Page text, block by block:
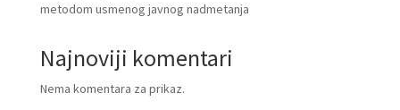
metodom usmenog javnog nadmetanja
Najnoviji komentari
Nema komentara za prikaz.